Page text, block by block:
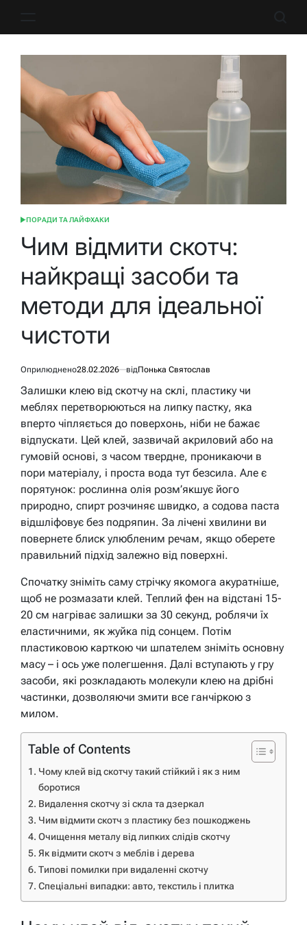
ОПУБЛІКУВАТИ
ПОРАДИ ТА ЛАЙФХАКИ
Чим відмити скотч:
найкращі засоби та
методи для ідеальної
чистоти
Оприлюднено28.02.2026 відПонька Святослав
Залишки клею від скотчу на склі, пластику чи
меблях перетворюються на липку пастку, яка
вперто чіпляється до поверхонь, ніби не бажає
відпускати. Цей клей, зазвичай акриловий або на
гумовій основі, з часом твердне, проникаючи в
пори матеріалу, і проста вода тут безсила. Але є
порятунок: рослинна олія розм’якшує його
природно, спирт розчиняє швидко, а содова паста
відшліфовує без подряпин. За лічені хвилини ви
повернете блиск улюбленим речам, якщо оберете
правильний підхід залежно від поверхні.
Спочатку зніміть саму стрічку якомога акуратніше,
щоб не розмазати клей. Теплий фен на відстані 15-
20 см нагріває залишки за 30 секунд, роблячи їх
еластичними, як жуйка під сонцем. Потім
пластиковою карткою чи шпателем зніміть основну
масу – і ось уже полегшення. Далі вступають у гру
засоби, які розкладають молекули клею на дрібні
частинки, дозволяючи змити все ганчіркою з
милом.
Table of Contents
Чому клей від скотчу такий стійкий і як з ним
боротися
Видалення скотчу зі скла та дзеркал
Чим відмити скотч з пластику без пошкоджень
Очищення металу від липких слідів скотчу
Як відмити скотч з меблів і дерева
Типові помилки при видаленні скотчу
Спеціальні випадки: авто, текстиль і плитка